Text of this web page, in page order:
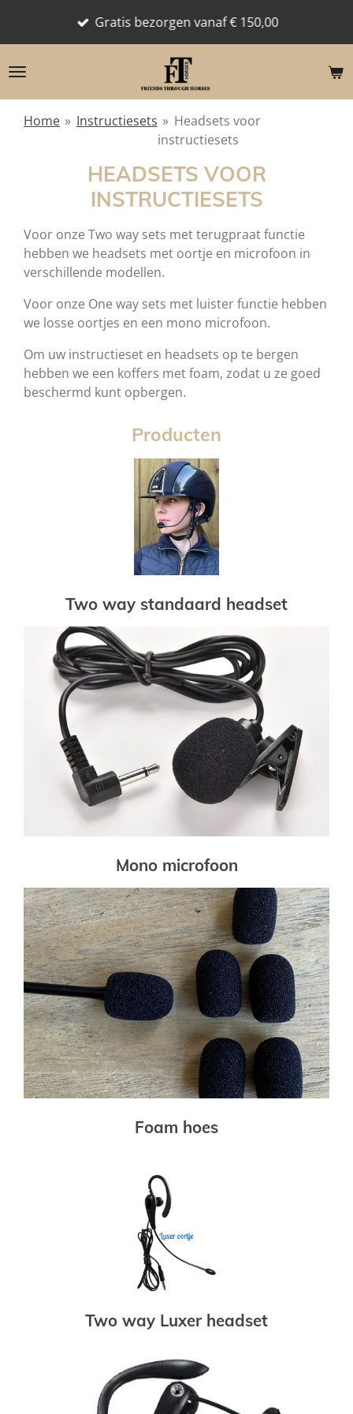
de
Gratis bezorgen vanaf € 150,00
Home » Instructiesets » Headsets voor
instructiesets
HEADSETS VOOR
INSTRUCTIESETS
Voor onze Two way sets met terugpraat functie
hebben we headsets met oortje en microfoon in
verschillende modellen.
Voor onze One way sets met luister functie hebben
we losse oortjes en een mono microfoon.
Om uw instructieset en headsets op te bergen
hebben we een koffers met foam, zodat u ze goed
beschermd kunt opbergen.
Producten
Two way standaard headset
Mono microfoon
Foam hoes
Two way Luxer headset